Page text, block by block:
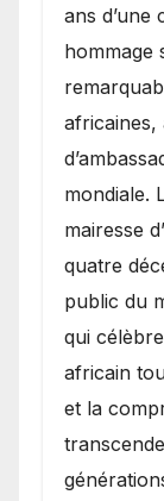
ans d’une
hommage
africaines,
mondiale.
mairesse
quatre
public du
qui
africain
et la